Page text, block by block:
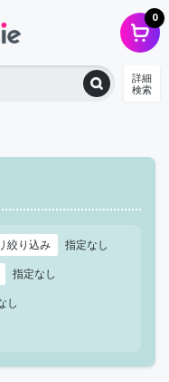
0
詳細
検索
絞り込み
指定なし
指定なし
し